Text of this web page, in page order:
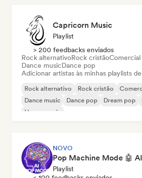
Capricorn Music
Playlist
> 200 feedbacks enviados
Rock alternativoRock cristão
Dance musicDance pop
Adicionar artistas às minhas playlists
Rock alternativo Rock cristão
Dance music
Dance pop Dream pop
House music
NOVO
Playlist